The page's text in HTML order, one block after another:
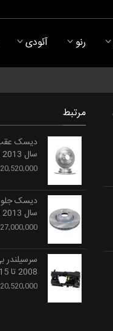
رنو آئودی
مرتبط
سال 2013 (تکستار) -...
20,520,000 تومان
سال 2013 (تکستار) -...
27,000,000 تومان
2008 تا 2015...
20,520,000 تومان